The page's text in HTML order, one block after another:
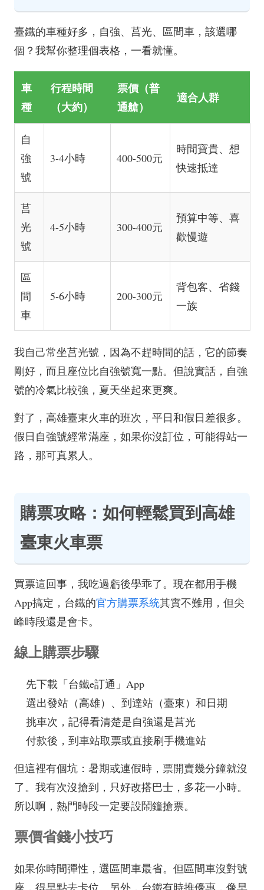
臺鐵的車種好多，自強、莒光、區間車，該選哪
個？我幫你整理個表格，一看就懂。
車
種
行程時間
（大約）
票價（普
通艙）
適合人群
自
強
號
3-4小時 400-500元
時間寶貴、想
快速抵達
莒
光
號
4-5小時 300-400元
預算中等、喜
歡慢遊
區
間
車
5-6小時 200-300元
背包客、省錢
一族
我自己常坐莒光號，因為不趕時間的話，它的節奏
剛好，而且座位比自強號寬一點。但說實話，自強
號的冷氣比較強，夏天坐起來更爽。
對了，高雄臺東火車的班次，平日和假日差很多。
假日自強號經常滿座，如果你沒訂位，可能得站一
路，那可真累人。
購票攻略：如何輕鬆買到高雄
臺東火車票
買票這回事，我吃過虧後學乖了。現在都用手機
App搞定，台鐵的官方購票系統其實不難用，但尖
峰時段還是會卡。
線上購票步驟
先下載「台鐵e訂通」App
選出發站（高雄）、到達站（臺東）和日期
挑車次，記得看清楚是自強還是莒光
付款後，到車站取票或直接刷手機進站
但這裡有個坑：暑期或連假時，票開賣幾分鐘就沒
了。我有次沒搶到，只好改搭巴士，多花一小時。
所以啊，熱門時段一定要設鬧鐘搶票。
票價省錢小技巧
如果你時間彈性，選區間車最省。但區間車沒對號
座，得早點去卡位。另外，台鐵有時推優惠，像早